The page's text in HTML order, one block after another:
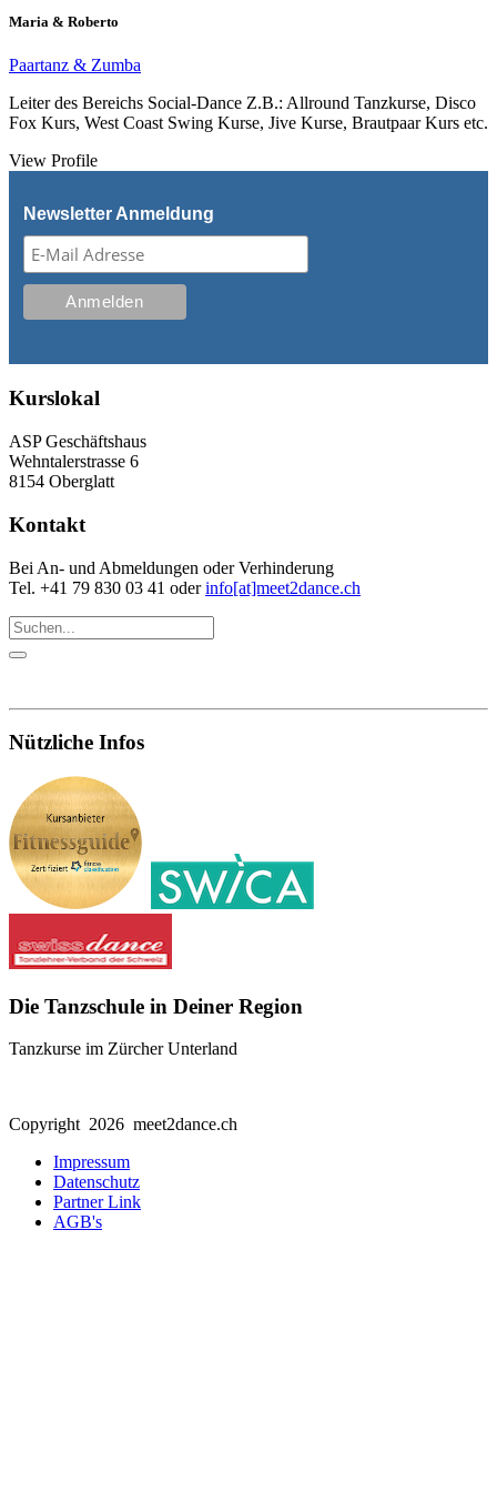
Maria & Roberto
Paartanz & Zumba
Leiter des Bereichs Social-Dance Z.B.: Allround Tanzkurse, Disco
Fox Kurs, West Coast Swing Kurse, Jive Kurse, Brautpaar Kurs etc.
View Profile
Newsletter Anmeldung
Kurslokal
ASP Geschäftshaus
Wehntalerstrasse 6
8154 Oberglatt
Kontakt
Bei An- und Abmeldungen oder Verhinderung
Tel. +41 79 830 03 41 oderinfo[at]meet2dance.ch
Nützliche Infos
Die Tanzschule in Deiner Region
Tanzkurse im Zürcher Unterland
Copyright 2026 meet2dance.ch
Impressum
Datenschutz
Partner Link
AGB's